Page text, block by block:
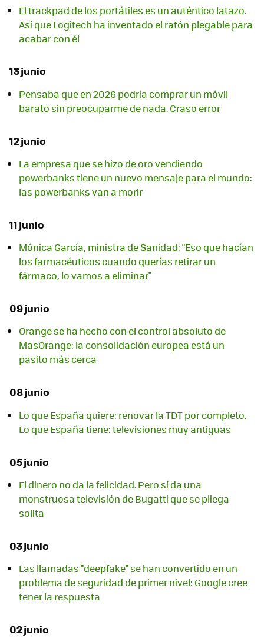
El trackpad de los portátiles es un auténtico latazo.
Así que Logitech ha inventado el ratón plegable para
acabar con él
13 junio
Pensaba que en 2026 podría comprar un móvil
barato sin preocuparme de nada. Craso error
12 junio
La empresa que se hizo de oro vendiendo
powerbanks tiene un nuevo mensaje para el mundo:
las powerbanks van a morir
11 junio
Mónica García, ministra de Sanidad: "Eso que hacían
los farmacéuticos cuando querías retirar un
fármaco, lo vamos a eliminar"
09 junio
Orange se ha hecho con el control absoluto de
MasOrange: la consolidación europea está un
pasito más cerca
08 junio
Lo que España quiere: renovar la TDT por completo.
Lo que España tiene: televisiones muy antiguas
05 junio
El dinero no da la felicidad. Pero sí da una
monstruosa televisión de Bugatti que se pliega
solita
03 junio
Las llamadas "deepfake" se han convertido en un
problema de seguridad de primer nivel: Google cree
tener la respuesta
02 junio